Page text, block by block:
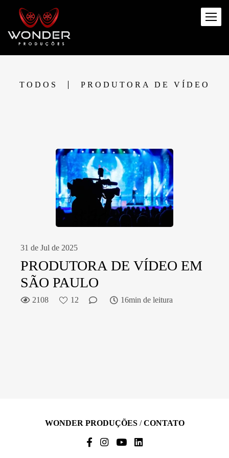
TODOS PRODUTORA DE VÍDEO
31 de Jul de 2025
PRODUTORA DE VÍDEO EM
SÃO PAULO
2108 12 16min de leitura
WONDER PRODUÇÕES/CONTATO